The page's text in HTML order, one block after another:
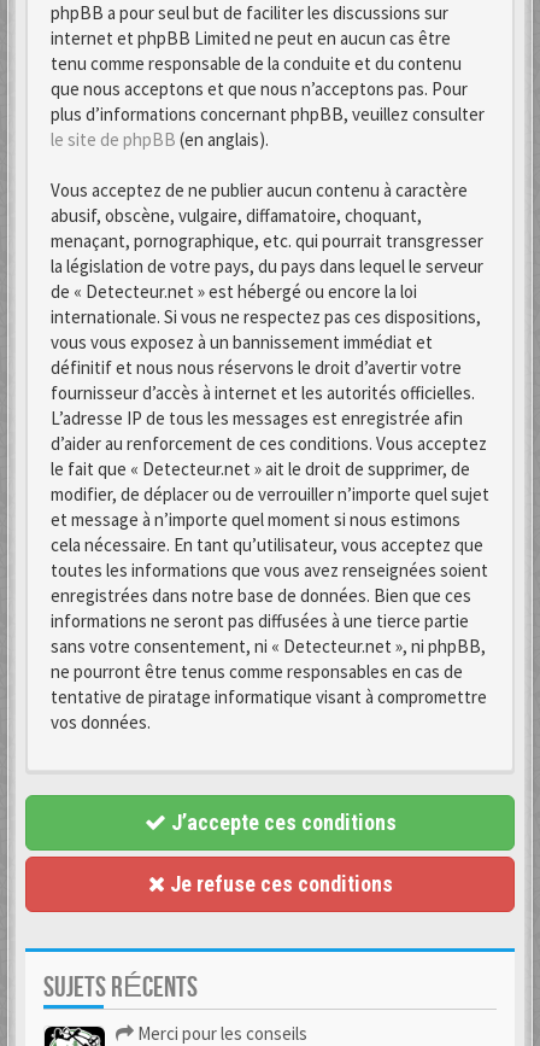
phpBB a pour seul but de faciliter les discussions sur
internet et phpBB Limited ne peut en aucun cas être
tenu comme responsable de la conduite et du contenu
que nous acceptons et que nous n’acceptons pas. Pour
plus d’informations concernant phpBB, veuillez consulter
le site de phpBB (en anglais).
Vous acceptez de ne publier aucun contenu à caractère
abusif, obscène, vulgaire, diffamatoire, choquant,
menaçant, pornographique, etc. qui pourrait transgresser
la législation de votre pays, du pays dans lequel le serveur
de « Detecteur.net » est hébergé ou encore la loi
internationale. Si vous ne respectez pas ces dispositions,
vous vous exposez à un bannissement immédiat et
définitif et nous nous réservons le droit d’avertir votre
fournisseur d’accès à internet et les autorités officielles.
L’adresse IP de tous les messages est enregistrée afin
d’aider au renforcement de ces conditions. Vous acceptez
le fait que « Detecteur.net » ait le droit de supprimer, de
modifier, de déplacer ou de verrouiller n’importe quel sujet
et message à n’importe quel moment si nous estimons
cela nécessaire. En tant qu’utilisateur, vous acceptez que
toutes les informations que vous avez renseignées soient
enregistrées dans notre base de données. Bien que ces
informations ne seront pas diffusées à une tierce partie
sans votre consentement, ni « Detecteur.net », ni phpBB,
ne pourront être tenus comme responsables en cas de
tentative de piratage informatique visant à compromettre
vos données.
J’accepte ces conditions
Je refuse ces conditions
SUJETS RÉCENTS
Merci pour les conseils